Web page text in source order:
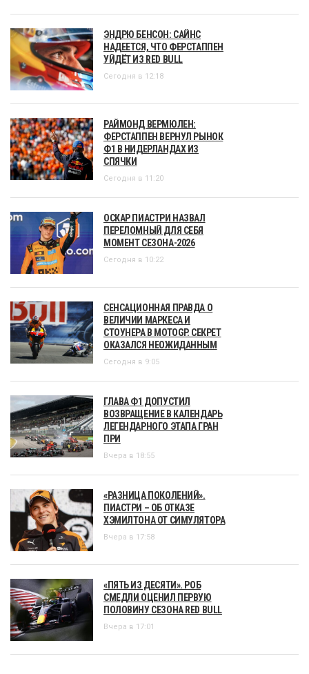
ЭНДРЮ БЕНСОН: САЙНС
НАДЕЕТСЯ, ЧТО ФЕРСТАППЕН
УЙДЁТ ИЗ RED BULL
Сегодня в 12:18
РАЙМОНД ВЕРМЮЛЕН:
ФЕРСТАППЕН ВЕРНУЛ РЫНОК
Ф1 В НИДЕРЛАНДАХ ИЗ
СПЯЧКИ
Сегодня в 11:20
ОСКАР ПИАСТРИ НАЗВАЛ
ПЕРЕЛОМНЫЙ ДЛЯ СЕБЯ
МОМЕНТ СЕЗОНА-2026
Сегодня в 10:22
СЕНСАЦИОННАЯ ПРАВДА О
ВЕЛИЧИИ МАРКЕСА И
СТОУНЕРА В MOTOGP. СЕКРЕТ
ОКАЗАЛСЯ НЕОЖИДАННЫМ
Сегодня в 9:05
ГЛАВА Ф1 ДОПУСТИЛ
ВОЗВРАЩЕНИЕ В КАЛЕНДАРЬ
ЛЕГЕНДАРНОГО ЭТАПА ГРАН
ПРИ
Вчера в 18:55
«РАЗНИЦА ПОКОЛЕНИЙ».
ПИАСТРИ – ОБ ОТКАЗЕ
ХЭМИЛТОНА ОТ СИМУЛЯТОРА
Вчера в 17:58
«ПЯТЬ ИЗ ДЕСЯТИ». РОБ
СМЕДЛИ ОЦЕНИЛ ПЕРВУЮ
ПОЛОВИНУ СЕЗОНА RED BULL
Вчера в 17:01